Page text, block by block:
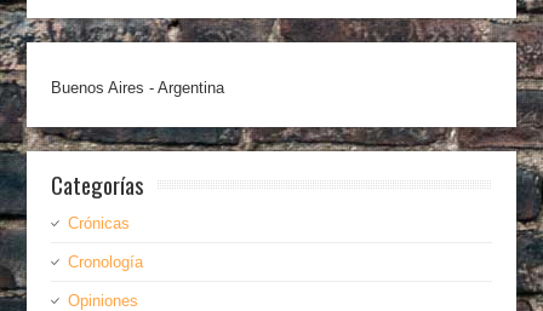
Buenos Aires - Argentina
Categorías
Crónicas
Cronología
Opiniones